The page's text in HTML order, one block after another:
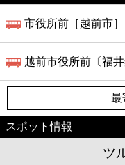
市役所前［越前市
越前市役所前〔福
最
スポット情報
ツ